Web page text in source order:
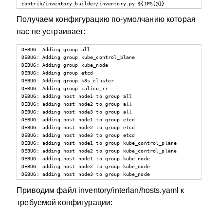
contrib/inventory_builder/inventory.py ${IPS[@]}
Получаем конфигурацию по-умолчанию которая
нас не устраивает:
DEBUG: Adding group all
DEBUG: Adding group kube_control_plane
DEBUG: Adding group kube_node
DEBUG: Adding group etcd
DEBUG: Adding group k8s_cluster
DEBUG: Adding group calico_rr
DEBUG: adding host node1 to group all
DEBUG: adding host node2 to group all
DEBUG: adding host node3 to group all
DEBUG: adding host node1 to group etcd
DEBUG: adding host node2 to group etcd
DEBUG: adding host node3 to group etcd
DEBUG: adding host node1 to group kube_control_plane
DEBUG: adding host node2 to group kube_control_plane
DEBUG: adding host node1 to group kube_node
DEBUG: adding host node2 to group kube_node
DEBUG: adding host node3 to group kube_node
Приводим файл inventory/interlan/hosts.yaml к
требуемой конфигурации: